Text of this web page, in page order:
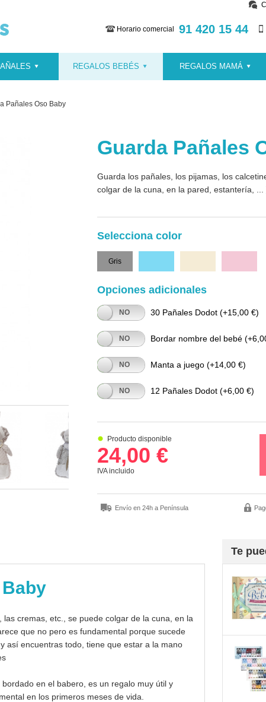
Horario comercial 91 420 15 44
REGALOS BEBÉS REGALOS MAMÁ
Pañales Oso Baby
Guarda Pañales
Guarda los pañales, los pijamas, los
colgar de la cuna, en la pared, estantería, ...
Selecciona color
Gris
Opciones adicionales
NO 30 Pañales Dodot (+15,00 €)
NO Bordar nombre del bebé
NO Manta a juego (+14,00 €)
NO 12 Pañales Dodot (+6,00 €)
Producto disponible
24,00 €
IVA incluido
Envío en 24h a Península
cremas, etc., se puede colgar de la cuna, en la
que no pero es fundamental porque sucede
así encuentras todo, tiene que estar a la mano
en el babero, es un regalo muy útil y
en los primeros meses de vida.
Te